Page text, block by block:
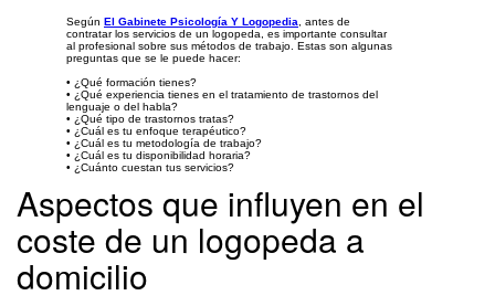
Según El Gabinete Psicología Y Logopedia , antes de
contratar los servicios de un logopeda, es importante consultar
al profesional sobre sus métodos de trabajo. Estas son algunas
preguntas que se le puede hacer:
• ¿Qué formación tienes?
• ¿Qué experiencia tienes en el tratamiento de trastornos del
lenguaje o del habla?
• ¿Qué tipo de trastornos tratas?
• ¿Cuál es tu enfoque terapéutico?
• ¿Cuál es tu metodología de trabajo?
• ¿Cuál es tu disponibilidad horaria?
• ¿Cuánto cuestan tus servicios?
Aspectos que influyen en el
coste de un logopeda a
domicilio